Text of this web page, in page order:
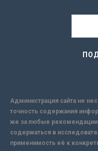
Администрация сайта не
точность содержания
же за любые рекомендации
содержаться в
применимость её к